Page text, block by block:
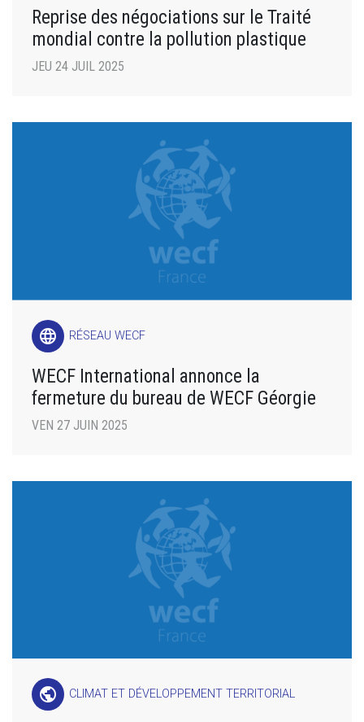
Reprise des négociations sur le Traité
mondial contre la pollution plastique
JEU 24 JUIL 2025
language RÉSEAU WECF
WECF International annonce la
fermeture du bureau de WECF Géorgie
VEN 27 JUIN 2025
public CLIMAT ET DÉVELOPPEMENT TERRITORIAL